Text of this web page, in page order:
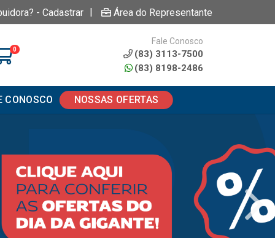
- Cadastrar | Área do Representante
0
Fale Conosco
(83) 3113-7500
(83) 8198-2486
CONOSCO NOSSAS OFERTAS